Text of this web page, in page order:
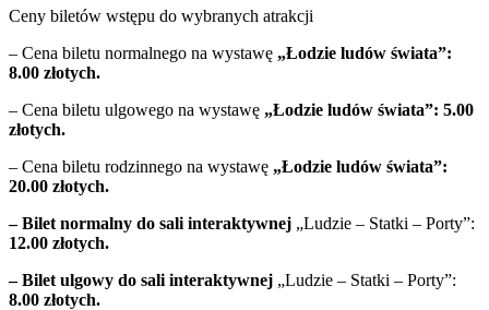
Ceny biletów wstępu do wybranych atrakcji
– Cena biletu normalnego na wystawę „Łodzie ludów świata”:
8.00 złotych.
– Cena biletu ulgowego na wystawę „Łodzie ludów świata”: 5.00
złotych.
– Cena biletu rodzinnego na wystawę „Łodzie ludów świata”:
20.00 złotych.
– Bilet normalny do sali interaktywnej „Ludzie – Statki – Porty”:
12.00 złotych.
– Bilet ulgowy do sali interaktywnej „Ludzie – Statki – Porty”:
8.00 złotych.